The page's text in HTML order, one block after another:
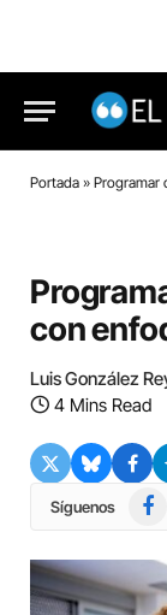
Portada » Programar
con
Luis González
4 Mins Read
Síguenos